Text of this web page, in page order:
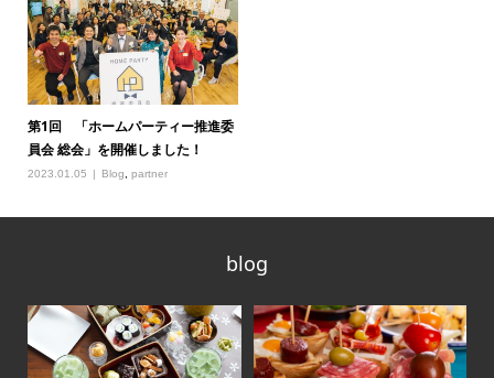
第1回 「ホームパーティー推進委
員会 総会」を開催しました！
2023.01.05 Blog, partner
blog